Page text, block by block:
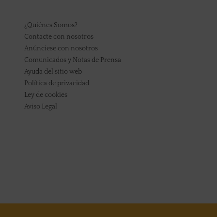
¿Quiénes Somos?
Contacte con nosotros
Anúnciese con nosotros
Comunicados y Notas de Prensa
Ayuda del sitio web
Política de privacidad
Ley de cookies
Aviso Legal